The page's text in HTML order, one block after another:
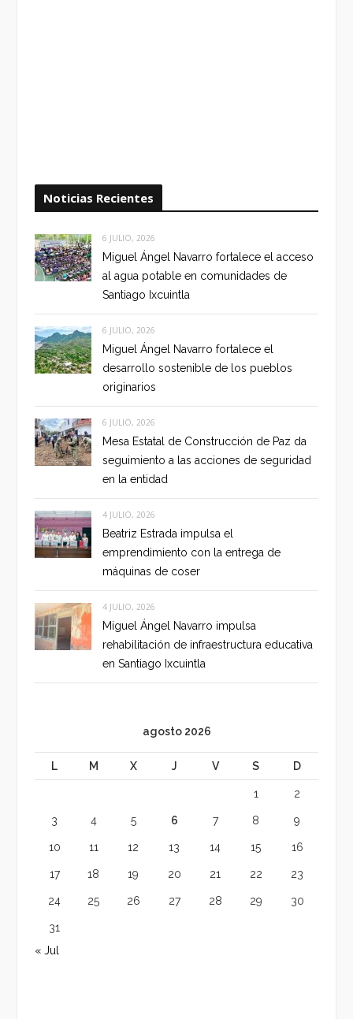
Noticias Recientes
6 JULIO, 2026
Miguel Ángel Navarro fortalece el acceso
al agua potable en comunidades de
Santiago Ixcuintla
6 JULIO, 2026
Miguel Ángel Navarro fortalece el
desarrollo sostenible de los pueblos
originarios
6 JULIO, 2026
Mesa Estatal de Construcción de Paz da
seguimiento a las acciones de seguridad
en la entidad
4 JULIO, 2026
Beatriz Estrada impulsa el
emprendimiento con la entrega de
máquinas de coser
4 JULIO, 2026
Miguel Ángel Navarro impulsa
rehabilitación de infraestructura educativa
en Santiago Ixcuintla
agosto 2026
L M X J V S D
1 2
3 4 5 6 7 8 9
10 11 12 13 14 15 16
17 18 19 20 21 22 23
24 25 26 27 28 29 30
31
« Jul